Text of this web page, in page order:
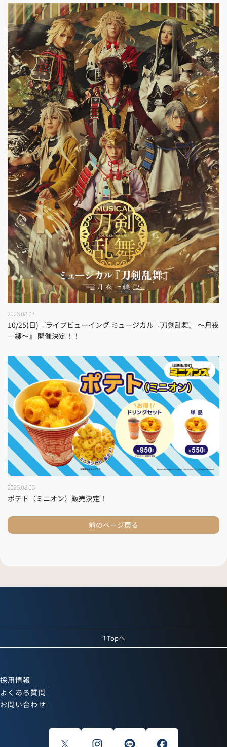
2026.08.07
10/25(日)『ライブビューイング ミュージカル『刀剣乱舞』 ～月夜
一縷～』 開催決定！！
2026.08.06
ポテト（ミニオン）販売決定！
前のページ戻る
Topへ
採用情報
よくある質問
お問い合わせ